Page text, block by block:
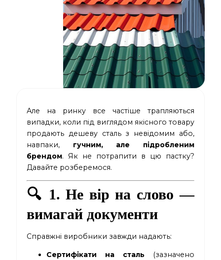
Але на ринку все частіше трапляються
випадки, коли під виглядом якісного товару
продають дешеву сталь з невідомим або,
навпаки, гучним, але підробленим
брендом. Як не потрапити в цю пастку?
Давайте розберемося.
🔍 1. Не вір на слово —
вимагай документи
Справжні виробники завжди надають:
Сертифікати на сталь(зазначено